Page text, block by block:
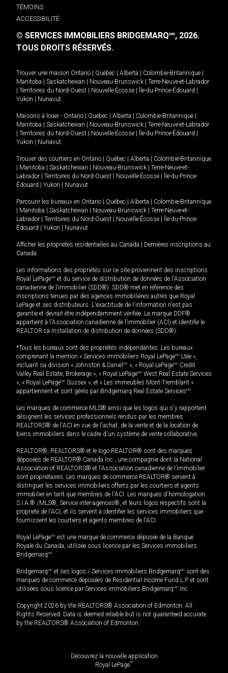
TÉMOINS
ACCESSIBILITÉ
© SERVICES IMMOBILIERS BRIDGEMARQMD, 2026.
TOUS DROITS RÉSERVÉS.
Trouver une maison Ontario Québec Alberta Colombie-Britannique
Manitoba
Saskatchewan Nouveau-Brunswick
Terre-Neuve-et-Labrador
Territoires du Nord-Ouest Nouvelle-Écosse Île-du-Prince-Édouard
Yukon
Nunavut.
Maisons à louer - Ontario Québec Alberta Colombie-Britannique
Manitoba
Saskatchewan Nouveau-Brunswick
Terre-Neuve-et-Labrador
Territoires du Nord-Ouest Nouvelle-Écosse Île-du-Prince-Édouard
Yukon
Nunavut.
Trouver des courtiers en Ontario Québec Alberta
Colombie-Britannique
Manitoba Saskatchewan Nouveau-Brunswick
Terre-Neuve-et-
Labrador
Territoires du Nord-Ouest Nouvelle-Écosse
Île-du-Prince-
Édouard
Yukon Nunavut
Parcourir les bureaux en Ontario Québec Alberta
Colombie-Britannique
Manitoba Saskatchewan Nouveau-Brunswick
Terre-Neuve-et-
Labrador
Territoires du Nord-Ouest Nouvelle-Écosse
Île-du-Prince-
Édouard
Yukon Nunavut
Afficher les propriétés résidentielles au Canada
Dernières inscriptions au
Canada
Les informations des propriétés sur ce site proviennent des inscriptions
Royal LePageMD et du service de distribution de données de l'Association
canadienne de l’immobilier (SDD®). SDD® met en référence des
inscriptions tenues par des agences immobilières autres que Royal
LePage et ses distributeurs. L'exactitude de l'information n'est pas
garantie et devrait être indépendamment vérifiée. La marque DDF®
appartient à l'Association canadienne de l’immobilier (ACI) et identifie le
REALTOR.ca Installation de distribution de données (SDD®).
*Tous les bureaux sont des propriétés indépendantes. Les bureaux
comprenant la mention « Services immobiliers Royal LePageMD Ltée »,
incluant sa division « Johnston & Daniel MD », « Royal LePageMD Credit
Valley Real Estate, Brokerage », « Royal LePageMD West Real Estate Services
», « Royal LePageMD Sussex », et « Les immeubles Mont-Tremblant »
appartiennent et sont gérés par Bridgemarq Real Estate ServicesMD.
Les marques de commerce MLS® ainsi que les logos qui s'y rapportent
désignent les services professionnels rendus par les membres
REALTORS® de l'ACI en vue de l'achat, de la vente et de la location de
biens immobiliers dans le cadre d'un système de vente collaborative.
REALTOR®, REALTORS® et le logo REALTOR® sont des marques
déposées de REALTOR® Canada Inc., une compagnie dont la National
Association of REALTORS® et l'Association canadienne de l’immobilier
sont propriétaires. Les marques de commerce REALTOR® servent à
distinguer les services immobiliers offerts par les courtiers et agents
immobilier en tant que membres de l'ACI. Les marques d'homologation
S.I.A.® /MLS®, Service inter-agences®, et leurs logos respectifs sont la
propriété de l'ACI, et ils servent à identifier les services immobiliers que
fournissent les courtiers et agents membres de l'ACI.
Royal LePageMD est une marque de commerce déposée de la Banque
Royale du Canada, utilisée sous licence par les Services immobiliers
BridgemarqMD.
BridgemarqMD et ses logos / Services immobiliers BridgemarqMD sont des
marques de commerce déposées de Residential Income Fund L.P. et sont
utilisées sous licence par Services immobiliers BridgemarqMD Inc.
Copyright 2026 by the REALTORS® Association of Edmonton. All
Rights Reserved. Data is deemed reliable but is not guaranteed accurate
by the REALTORS® Association of Edmonton.
Découvrez la nouvelle application
Royal LePageMD